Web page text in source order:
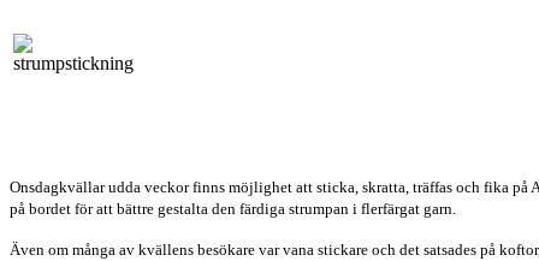
Onsdagkvällar udda veckor finns möjlighet att sticka, skratta, träffas och fika
på bordet för att bättre gestalta den färdiga strumpan i flerfärgat garn.
Även om många av kvällens besökare var vana stickare och det satsades på